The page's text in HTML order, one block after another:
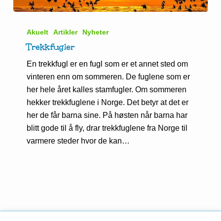
Akuelt Artikler Nyheter
Trekkfugler
En trekkfugl er en fugl som er et annet sted om
vinteren enn om sommeren. De fuglene som er
her hele året kalles stamfugler. Om sommeren
hekker trekkfuglene i Norge. Det betyr at det er
her de får barna sine. På høsten når barna har
blitt gode til å fly, drar trekkfuglene fra Norge til
varmere steder hvor de kan…